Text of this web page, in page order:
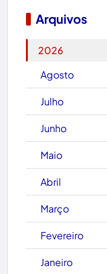
Boquira
Arquivos
2026
Agosto
Julho
Junho
Maio
Abril
Março
Fevereiro
Janeiro